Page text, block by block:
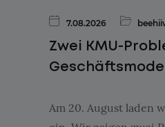
7.08.2026
Zwei KMU-
Am 20. August laden